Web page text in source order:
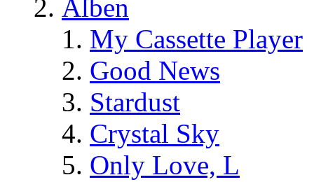
Alben
My Cassette Player
Good News
Stardust
Crystal Sky
Only Love, L